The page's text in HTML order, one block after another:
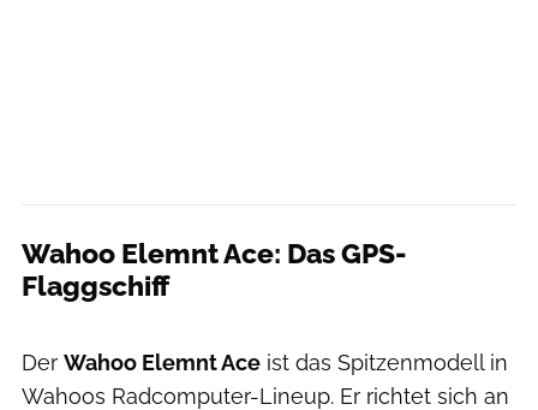
Wahoo Elemnt Ace: Das GPS-
Flaggschiff
Der Wahoo Elemnt Ace ist das Spitzenmodell in
Wahoos Radcomputer-Lineup. Er richtet sich an